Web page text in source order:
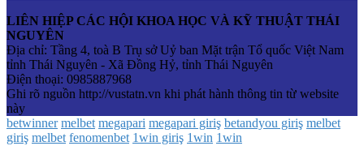
LIÊN HIỆP CÁC HỘI KHOA HỌC VÀ KỸ THUẬT THÁI
NGUYÊN
Địa chỉ: Tầng 4, toà B Trụ sở Uỷ ban Mặt trận Tổ quốc Việt Nam
tỉnh Thái Nguyên - Xã Đồng Hỷ, tỉnh Thái Nguyên
Điện thoại: 0985887968
Ghi rõ nguồn http://vustatn.vn khi phát hành thông tin từ website
này
betwinner melbet megapari megapari giriş betandyou giriş melbet
giriş melbet fenomenbet 1win giriş 1win 1win